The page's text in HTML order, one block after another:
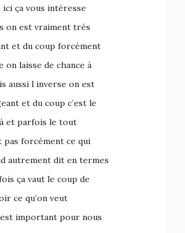
ça vous intéresse
on est vraiment très
et du coup forcément
on laisse de chance à
aussi l inverse on est
et du coup c’est le
et parfois le tout
pas forcément ce qui
autrement dit en termes
ça vaut le coup de
ce qu’on veut
important pour nous